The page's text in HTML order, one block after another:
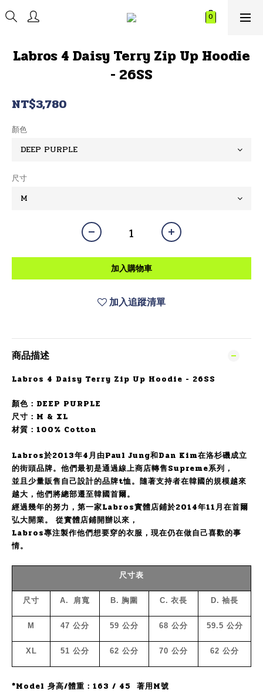
Labros 4 Daisy Terry Zip Up Hoodie
- 26SS
NT$3,780
顏色
尺寸
加入購物車
加入追蹤清單
商品描述
Labros 4 Daisy Terry Zip Up Hoodie - 26SS
顏色：DEEP PURPLE
尺寸：M & XL
材質：100% Cotton
Labros於2013年4月由Paul Jung和Dan Kim在洛杉磯成立
的街頭品牌。他們最初是通過線上商店轉售Supreme系列，
並且少量販售自己設計的品牌t恤。隨著支持者在韓國的規模越來
越大，他們將總部遷至韓國首爾。
經過幾年的努力，第一家Labros實體店鋪於2014年11月在首爾
弘大開業。 從實體店鋪開辦以來，
Labros專注製作他們想要穿的衣服，現在仍在做自己喜歡的事
情。
尺寸表
尺寸 A. 肩寬 B. 胸圍 C. 衣長 D. 袖長
M 47 公分 59 公分 68 公分 59.5 公分
XL 51 公分 62 公分 70 公分 62 公分
*Model 身高/體重：163 / 45 著用M號